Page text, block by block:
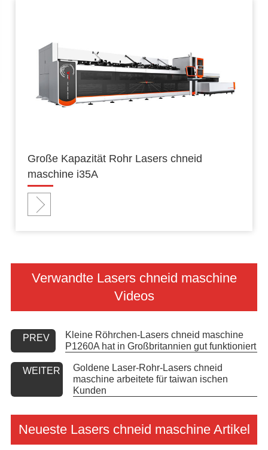
Große Kapazität Rohr Lasers chneid
maschine i35A
Verwandte Lasers chneid maschine
Videos
PREV
Kleine Röhrchen-Lasers chneid maschine
P1260A hat in Großbritannien gut funktioniert
WEITER
Goldene Laser-Rohr-Lasers chneid
maschine arbeitete für taiwan ischen
Kunden
Neueste Lasers chneid maschine Artikel